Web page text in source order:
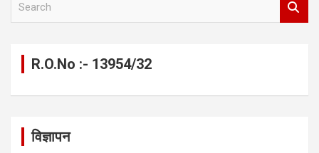
R.O.No :- 13954/32
विज्ञापन